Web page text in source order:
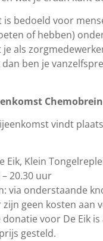
is bedoeld voor
of hebben)
je als
ben je
Chemobrein
vindt
Eik, Klein
20.30 uur
via onderstaande
zijn geen kosten aan
donatie voor De Eik
gesteld.